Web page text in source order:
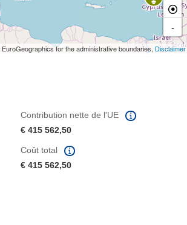
-
for the administrative boundaries, Disclaimer
Contribution nette de l'UE
€ 415 562,50
Coût total
€ 415 562,50